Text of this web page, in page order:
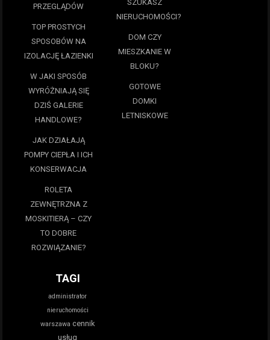
PRZEGLĄDÓW
TOP PROSTYCH
SPOSOBÓW NA
IZOLACJĘ ŁAZIENKI
W JAKI SPOSÓB
WYRÓŻNIAJĄ SIĘ
DZIŚ GALERIE
HANDLOWE?
JAK DZIAŁAJĄ
POMPY CIEPŁA I ICH
KONSERWACJA
ROLETA
ZEWNĘTRZNA Z
MOSKITIERĄ – CZY
TO DOBRE
ROZWIĄZANIE?
SZUKASZ
NIERUCHOMOŚCI?
DOM CZY
MIESZKANIE W
BLOKU?
GOTOWE
DOMKI
LETNISKOWE
TAGI
administrator
nieruchomości
warszawa cennik
usług